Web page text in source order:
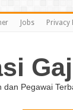
Jobs Privacy
dan Pegawai